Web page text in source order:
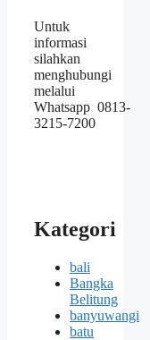
Untuk
informasi
silahkan
menghubungi
melalui
Whatsapp 0813-
3215-7200
Kategori
bali
Bangka
Belitung
banyuwangi
batu